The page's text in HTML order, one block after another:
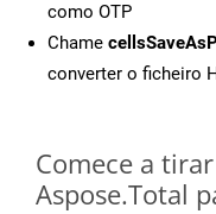
como OTP
Chame
converter o ficheiro
Comece a
Aspose.Total